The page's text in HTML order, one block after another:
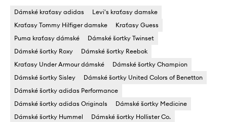
Dámské kraťasy adidas
Levi's kraťasy damske
Kraťasy Tommy Hilfiger damske
Kraťasy Guess
Puma kraťasy dámské
Dámské šortky Twinset
Dámské šortky Roxy
Dámské šortky Reebok
Kraťasy Under Armour dámské
Dámské šortky Champion
Dámské šortky Sisley
Dámské šortky United Colors of Benetton
Dámské šortky adidas Performance
Dámské šortky adidas Originals
Dámské šortky Medicine
Dámské šortky Hummel
Dámské šortky Hollister Co.